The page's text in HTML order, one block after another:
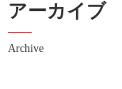
アーカイブ
Archive